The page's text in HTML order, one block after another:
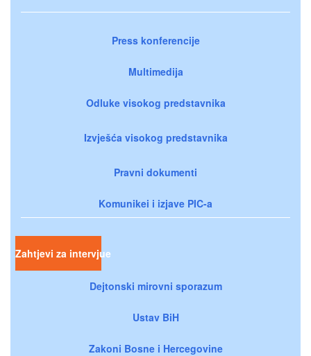
Press konferencije
Multimedija
Odluke visokog predstavnika
Izvješća visokog predstavnika
Pravni dokumenti
Komunikei i izjave PIC-a
Zahtjevi za intervjue
Dejtonski mirovni sporazum
Ustav BiH
Zakoni Bosne i Hercegovine